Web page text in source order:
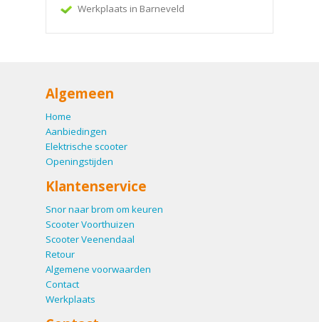
Werkplaats in Barneveld
Algemeen
Home
Aanbiedingen
Elektrische scooter
Openingstijden
Klantenservice
Snor naar brom om keuren
Scooter Voorthuizen
Scooter Veenendaal
Retour
Algemene voorwaarden
Contact
Werkplaats